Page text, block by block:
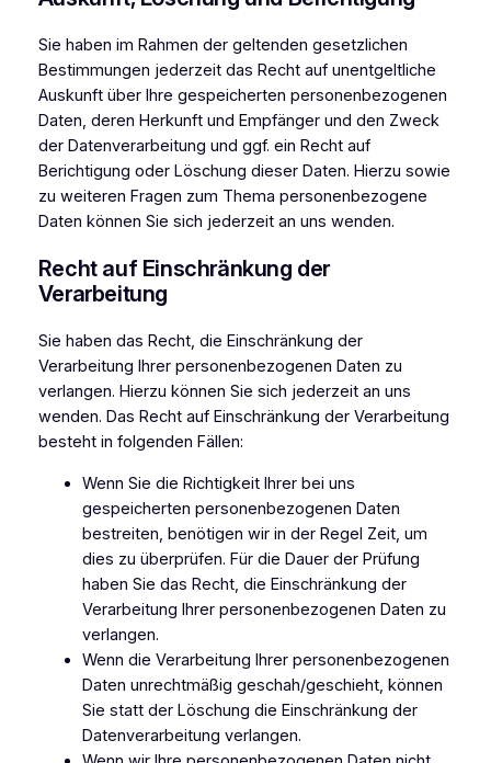
Sie haben im Rahmen der geltenden gesetzlichen
Bestimmungen jederzeit das Recht auf unentgeltliche
Auskunft über Ihre gespeicherten personenbezogenen
Daten, deren Herkunft und Empfänger und den Zweck
der Datenverarbeitung und ggf. ein Recht auf
Berichtigung oder Löschung dieser Daten. Hierzu sowie
zu weiteren Fragen zum Thema personenbezogene
Daten können Sie sich jederzeit an uns wenden.
Recht auf Einschränkung der
Verarbeitung
Sie haben das Recht, die Einschränkung der
Verarbeitung Ihrer personenbezogenen Daten zu
verlangen. Hierzu können Sie sich jederzeit an uns
wenden. Das Recht auf Einschränkung der Verarbeitung
besteht in folgenden Fällen:
Wenn Sie die Richtigkeit Ihrer bei uns
gespeicherten personenbezogenen Daten
bestreiten, benötigen wir in der Regel Zeit, um
dies zu überprüfen. Für die Dauer der Prüfung
haben Sie das Recht, die Einschränkung der
Verarbeitung Ihrer personenbezogenen Daten zu
verlangen.
Wenn die Verarbeitung Ihrer personenbezogenen
Daten unrechtmäßig geschah/geschieht, können
Sie statt der Löschung die Einschränkung der
Datenverarbeitung verlangen.